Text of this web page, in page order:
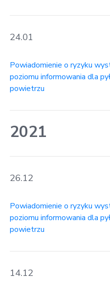
24.01
Powiadomienie o ryzyku
poziomu informowania dla
powietrzu
2021
26.12
Powiadomienie o ryzyku
poziomu informowania dla
powietrzu
14.12